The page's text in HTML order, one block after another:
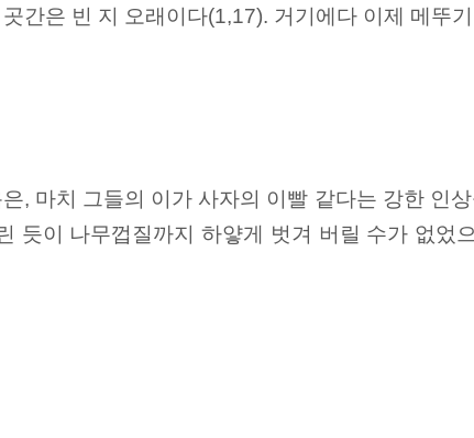
간은 빈 지 오래이다(1,17). 거기에다 이제 메뚜
, 마치 그들의 이가 사자의 이빨 같다는 강한 인
듯이 나무껍질까지 하얗게 벗겨 버릴 수가 없었